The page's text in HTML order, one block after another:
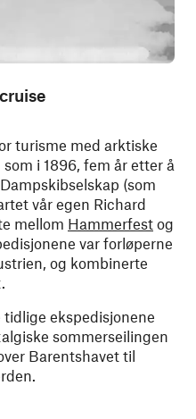
turisme med arktiske
i 1896, fem år etter å
(som
vår egen Richard
mellom Hammerfest og
var forløperne
og kombinerte
tidlige ekspedisjonene
sommerseilingen
Barentshavet til